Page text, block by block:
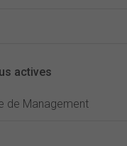
actives
de Management